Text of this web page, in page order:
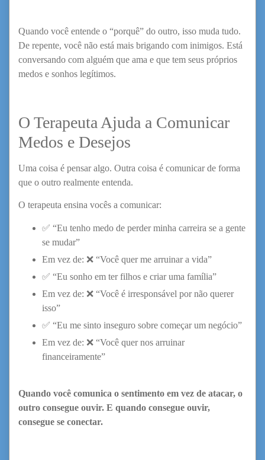
Quando você entende o “porquê” do outro, isso muda tudo.
De repente, você não está mais brigando com inimigos. Está
conversando com alguém que ama e que tem seus próprios
medos e sonhos legítimos.
O Terapeuta Ajuda a Comunicar
Medos e Desejos
Uma coisa é pensar algo. Outra coisa é comunicar de forma
que o outro realmente entenda.
O terapeuta ensina vocês a comunicar:
✅ “Eu tenho medo de perder minha carreira se a gente
se mudar”
Em vez de: ❌ “Você quer me arruinar a vida”
✅ “Eu sonho em ter filhos e criar uma família”
Em vez de: ❌ “Você é irresponsável por não querer
isso”
✅ “Eu me sinto inseguro sobre começar um negócio”
Em vez de: ❌ “Você quer nos arruinar
financeiramente”
Quando você comunica o sentimento em vez de atacar, o
outro consegue ouvir. E quando consegue ouvir,
consegue se conectar.